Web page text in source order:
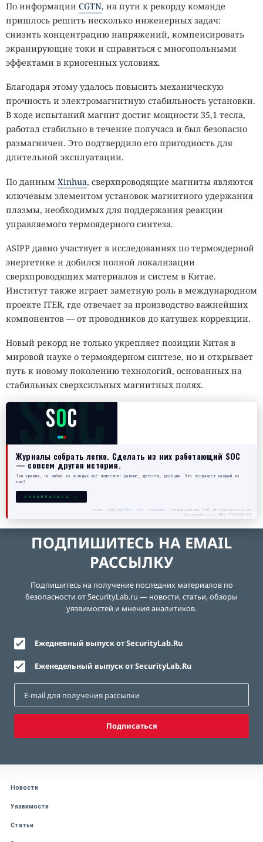
По информации CGTN, на пути к рекорду команде
пришлось решить несколько инженерных задач:
снизить концентрацию напряжений, компенсировать
экранирующие токи и справиться с многопольными
эффектами в криогенных условиях.
Благодаря этому удалось повысить механическую
прочность и электромагнитную стабильность установки.
В ходе испытаний магнит достиг мощности 35,1 тесла,
работал стабильно в течение получаса и был безопасно
размагничен. Это подтвердило его пригодность для
длительной эксплуатации.
По данным Xinhua, сверхпроводящие магниты являются
ключевым элементом установок магнитного удержания
плазмы, необходимых для поддержания реакции
управляемого термоядерного синтеза.
ASIPP давно участвует в исследованиях по термоядерной
энергетике и добился полной локализации
сверхпроводящих материалов и систем в Китае.
Институт также играет заметную роль в международном
проекте ITER, где отвечает за производство важнейших
компонентов — от проводников до катушек коррекции.
Новый рекорд не только укрепляет позиции Китая в
мировой науке о термоядерном синтезе, но и открывает
путь к новому поколению технологий, основанных на
стабильных сверхсильных магнитных полях.
SOC
SOC
Журналы собрать легко. Сделать из них работающий SOC
— совсем другая история.
Три уровня, на любом из которых всё ломается: данные, детекты, реакция. Что закрывает каждый из
них?
РАЗОБРАТЬСЯ →
erid: 2SDnjecN7Gw. 18+. Реклама. Рекламодатель ООО «Интеллектуальная
безопасность», ИНН 7719435412
ПОДПИШИТЕСЬ НА EMAIL
РАССЫЛКУ
Подпишитесь на получение последних материалов по
безопасности от SecurityLab.ru — новости, статьи, обзоры
уязвимостей и мнения аналитиков.
Ежедневный выпуск от SecurityLab.Ru
Еженедельный выпуск от SecurityLab.Ru
Подписаться
Новости
Уязвимости
Статьи